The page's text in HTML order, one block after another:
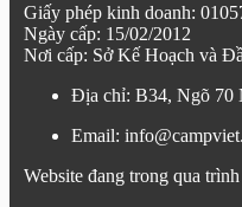
Giấy phép kinh doanh:
Ngày cấp: 15/02/2012
Nơi cấp: Sở Kế Hoạch và
Địa chỉ: B34, Ngõ 70
Email:
Website đang trong qua